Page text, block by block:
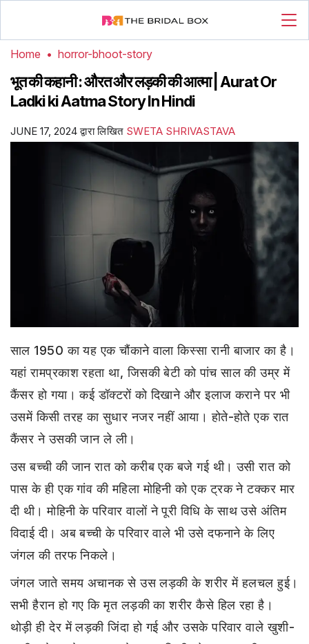
Home • horror-bhoot-story
भूत की कहानी : औरत और लड़की की आत्मा | Aurat Or
Ladki ki Aatma Story In Hindi
JUNE 17, 2024द्वारा लिखित SWETA SHRIVASTAVA
साल 1950 का यह एक चौंकाने वाला किस्सा रानी बाजार का है।
यहां रामप्रकाश रहता था, जिसकी बेटी को पांच साल की उम्र में
कैंसर हो गया। कई डॉक्टरों को दिखाने और इलाज कराने पर भी
उसमें किसी तरह का सुधार नजर नहीं आया। होते-होते एक रात
कैंसर ने उसकी जान ले ली।
उस बच्ची की जान रात को करीब एक बजे गई थी। उसी रात को
पास के ही एक गांव की महिला मोहिनी को एक ट्रक ने टक्कर मार
दी थी। मोहिनी के परिवार वालों ने पूरी विधि के साथ उसे अंतिम
विदाई दी। अब बच्ची के परिवार वाले भी उसे दफनाने के लिए
जंगल की तरफ निकले।
जंगल जाते समय अचानक से उस लड़की के शरीर में हलचल हुई।
सभी हैरान हो गए कि मृत लड़की का शरीर कैसे हिल रहा है।
थोड़ी ही देर में लड़की जिंदा हो गई और उसके परिवार वाले खुशी-